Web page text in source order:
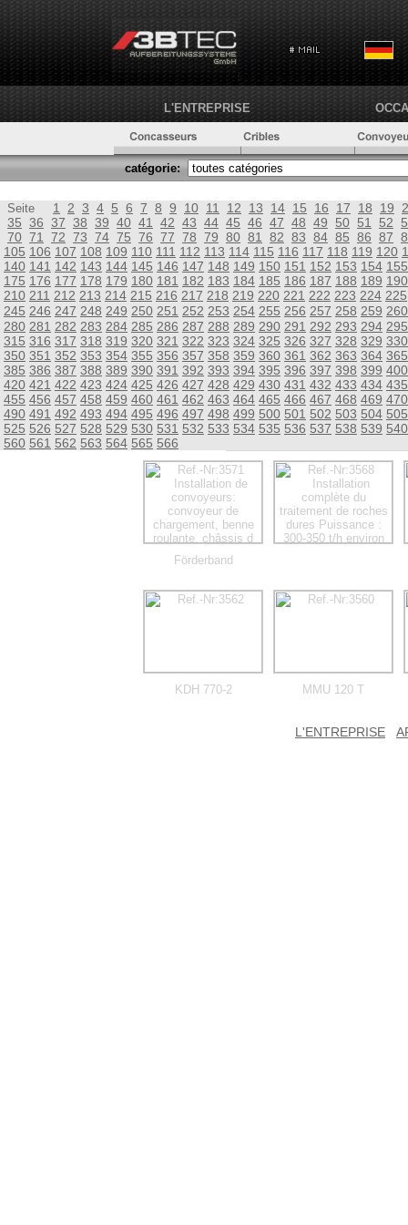
L'ENTREPRISE
catégorie:
Seite 1 2 3 4 5 6 7 8 9 10 11 12 13 14 15 16 17 18 19
35 36 37 38 39 40 41 42 43 44 45 46 47 48 49 50 51 52
70 71 72 73 74 75 76 77 78 79 80 81 82 83 84 85 86 87
105 106 107 108 109 110 111 112 113 114 115 116 117 118 119 120
140 141 142 143 144 145 146 147 148 149 150 151 152 153 154 155
175 176 177 178 179 180 181 182 183 184 185 186 187 188 189 190
210 211 212 213 214 215 216 217 218 219 220 221 222 223 224 225
245 246 247 248 249 250 251 252 253 254 255 256 257 258 259 260
280 281 282 283 284 285 286 287 288 289 290 291 292 293 294 295
315 316 317 318 319 320 321 322 323 324 325 326 327 328 329 330
350 351 352 353 354 355 356 357 358 359 360 361 362 363 364 365
385 386 387 388 389 390 391 392 393 394 395 396 397 398 399 400
420 421 422 423 424 425 426 427 428 429 430 431 432 433 434 435
455 456 457 458 459 460 461 462 463 464 465 466 467 468 469 470
490 491 492 493 494 495 496 497 498 499 500 501 502 503 504 505
525 526 527 528 529 530 531 532 533 534 535 536 537 538 539 540
560 561 562 563 564 565 566
Förderband
KDH 770-2 MMU 120 T
L'ENTREPRISE